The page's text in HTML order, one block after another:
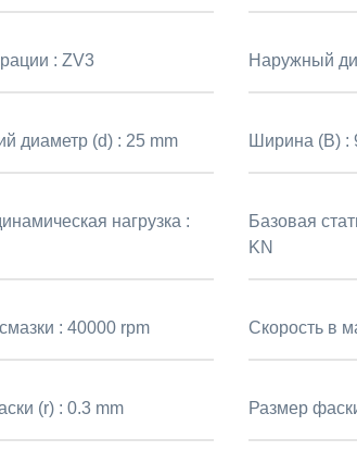
:ZV3 Наружный
диаметр (d) : 25 mm Ширина (B) :
нагрузка :
Базовая
KN
:40000 rpm Скорость в
(r) :0.3 mm Размер